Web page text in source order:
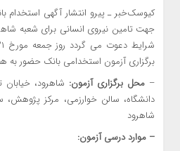
جهت تامین نیروی انسانی برای شعبه
برگزاری آزمون استخدامی بانک حضور به
– محل برگزاری آزمون: شاهرود، خیابان
دانشگاه، سالن خوارزمی، مرکز
شاهرود
– موارد درسی آزمون: